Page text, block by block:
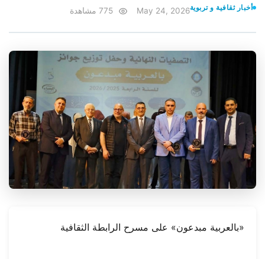
أخبار ثقافية و تربويةMay 24, 2026 775 مشاهدة
«بالعربية مبدعون» على مسرح الرابطة الثقافية